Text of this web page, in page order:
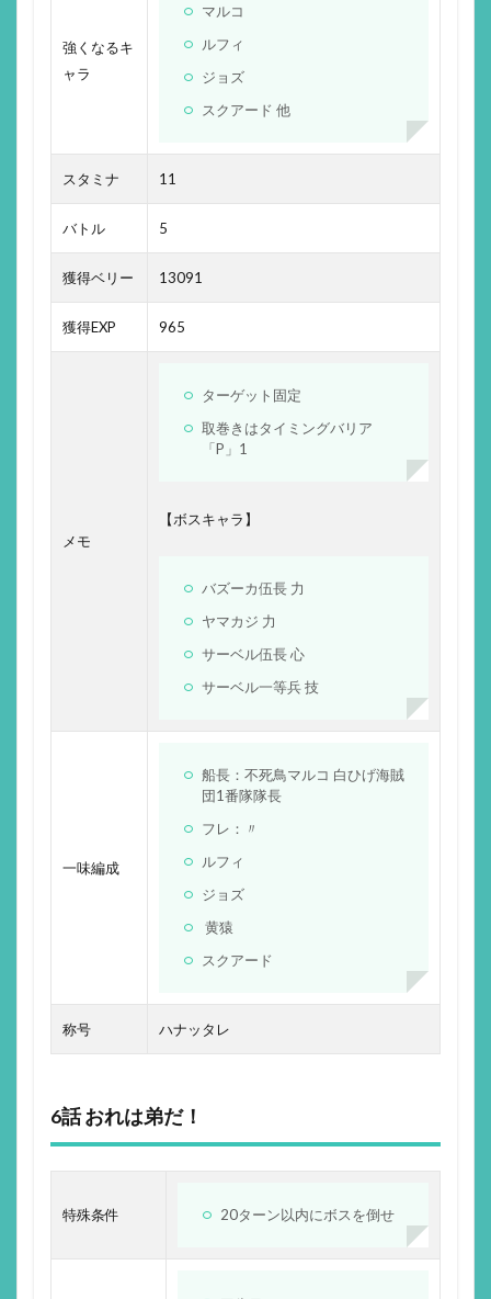
強くなるキ
ャラ
マルコ
ルフィ
ジョズ
スクアード 他
スタミナ 11
バトル 5
獲得ベリー 13091
獲得EXP 965
メモ
ターゲット固定
取巻きはタイミングバリア
「P」1
【ボスキャラ】
バズーカ伍長 力
ヤマカジ 力
サーベル伍長 心
サーベル一等兵 技
一味編成
船長：不死鳥マルコ 白ひげ海賊
団1番隊隊長
フレ：〃
ルフィ
ジョズ
黄猿
スクアード
称号 ハナッタレ
6話 おれは弟だ！
特殊条件 20ターン以内にボスを倒せ